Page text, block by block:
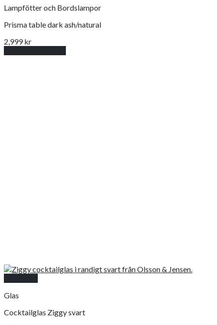
Lampfötter och Bordslampor
Prisma table dark ash/natural
2,999kr
Glas
Cocktailglas Ziggy svart